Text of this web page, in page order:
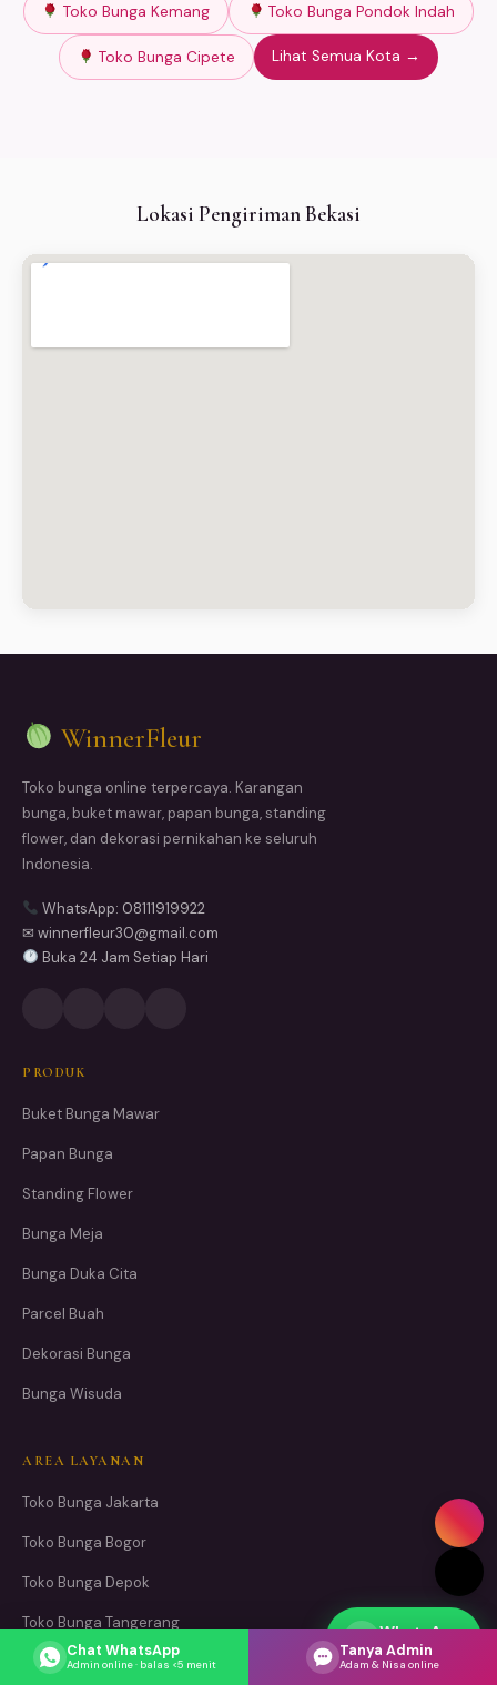
Toko Bunga Kemang Toko Bunga Pondok Indah
Toko Bunga Cipete Lihat Semua Kota →
Lokasi Pengiriman Bekasi
WinnerFleur
Toko bunga online terpercaya. Karangan
bunga, buket mawar, papan bunga, standing
flower, dan dekorasi pernikahan ke seluruh
Indonesia.
WhatsApp: 08111919922
✉ winnerfleur30@gmail.com
Buka 24 Jam Setiap Hari
PRODUK
Buket Bunga Mawar
Papan Bunga
Standing Flower
Bunga Meja
Bunga Duka Cita
Parcel Buah
Dekorasi Bunga
Bunga Wisuda
AREA LAYANAN
Toko Bunga Jakarta
Toko Bunga Bogor
Toko Bunga Depok
Toko Bunga Tangerang
Toko Bunga Bekasi
WhatsApp
Respons cepat
Chat WhatsApp
Admin online · balas <5 menit
Tanya Admin
Adam & Nisa online